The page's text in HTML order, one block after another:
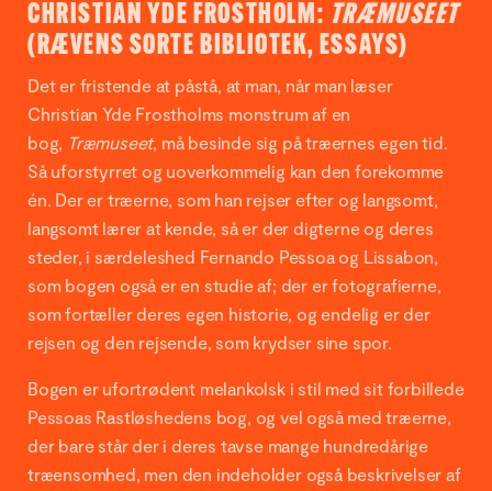
CHRISTIAN YDE FROSTHOLM: TRÆMUSEET
(RÆVENS SORTE BIBLIOTEK, ESSAYS)
Det er fristende at påstå, at man, når man læser
Christian Yde Frostholms monstrum af en
bog, Træmuseet, må besinde sig på træernes egen tid.
Så uforstyrret og uoverkommelig kan den forekomme
én. Der er træerne, som han rejser efter og langsomt,
langsomt lærer at kende, så er der digterne og deres
steder, i særdeleshed Fernando Pessoa og Lissabon,
som bogen også er en studie af; der er fotografierne,
som fortæller deres egen historie, og endelig er der
rejsen og den rejsende, som krydser sine spor.
Bogen er ufortrødent melankolsk i stil med sit forbillede
Pessoas Rastløshedens bog, og vel også med træerne,
der bare står der i deres tavse mange hundredårige
træensomhed, men den indeholder også beskrivelser af